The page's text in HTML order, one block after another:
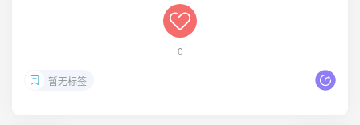
0
暂无标签